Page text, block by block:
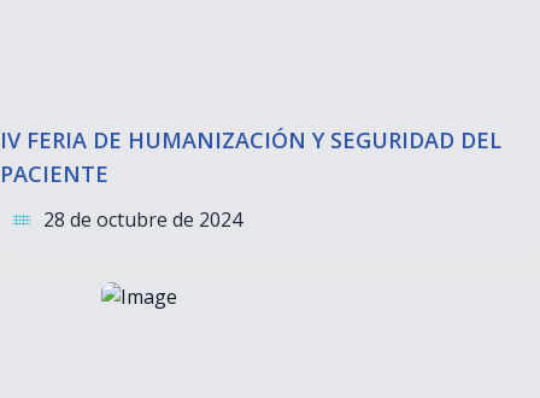
IV FERIA DE HUMANIZACIÓN Y SEGURIDAD DEL
PACIENTE
28 de octubre de 2024